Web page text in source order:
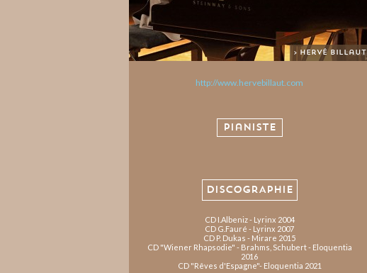
> Hervé Billaut
http://www.hervebillaut.com
Pianiste
DISCOGRAPHIE
CD I.Albeniz - Lyrinx 2004
CD G.Fauré - Lyrinx 2007
CD P. Dukas - Mirare 2015
CD "Wiener Rhapsodie" - Brahms, Schubert - Eloquentia
2016
CD "Rêves d'Espagne"- Eloquentia 2021